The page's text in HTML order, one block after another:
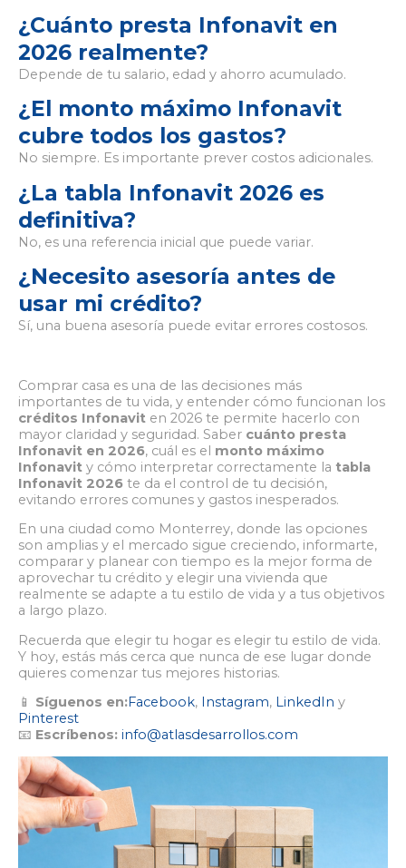
¿Cuánto presta Infonavit en
2026 realmente?
Depende de tu salario, edad y ahorro acumulado.
¿El monto máximo Infonavit
cubre todos los gastos?
No siempre. Es importante prever costos adicionales.
¿La tabla Infonavit 2026 es
definitiva?
No, es una referencia inicial que puede variar.
¿Necesito asesoría antes de
usar mi crédito?
Sí, una buena asesoría puede evitar errores costosos.
Comprar casa es una de las decisiones más
importantes de tu vida, y entender cómo funcionan los
créditos Infonavit en 2026 te permite hacerlo con
mayor claridad y seguridad. Saber cuánto presta
Infonavit en 2026, cuál es el monto máximo
Infonavit y cómo interpretar correctamente la tabla
Infonavit 2026 te da el control de tu decisión,
evitando errores comunes y gastos inesperados.
En una ciudad como Monterrey, donde las opciones
son amplias y el mercado sigue creciendo, informarte,
comparar y planear con tiempo es la mejor forma de
aprovechar tu crédito y elegir una vivienda que
realmente se adapte a tu estilo de vida y a tus objetivos
a largo plazo.
Recuerda que elegir tu hogar es elegir tu estilo de vida.
Y hoy, estás más cerca que nunca de ese lugar donde
quieres comenzar tus mejores historias.
📱 Síguenos en:Facebook, Instagram, LinkedIn y
Pinterest
📧 Escríbenos: info@atlasdesarrollos.com